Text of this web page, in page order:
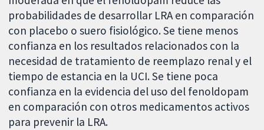
probabilidades de desarrollar LRA en comparación
con placebo o suero fisiológico. Se tiene menos
confianza en los resultados relacionados con la
necesidad de tratamiento de reemplazo renal y el
tiempo de estancia en la UCI. Se tiene poca
confianza en la evidencia del uso del fenoldopam
en comparación con otros medicamentos activos
para prevenir la LRA.